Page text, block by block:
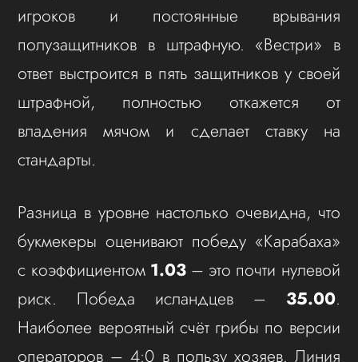
игроков и постоянные врывания
полузащитников в штрафную. «Вестри» в
ответ выстроится в пять защитников у своей
штрафной, полностью откажется от
владения мячом и сделает ставку на
стандарты.
Разница в уровне настолько очевидна, что
букмекеры оценивают победу «Карабаха»
с коэффициентом 1.03– это почти нулевой
риск. Победа исландцев – 35.00.
Наиболее вероятный счёт грибы по версии
операторов – 4:0 в пользу хозяев. Линия